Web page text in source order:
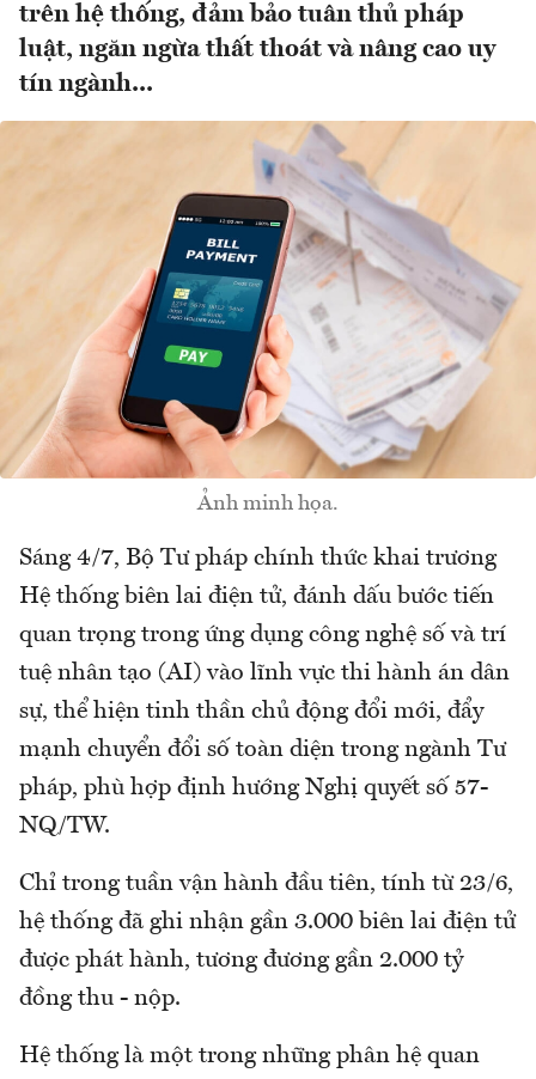
trên hệ thống, đảm bảo tuân thủ pháp
luật, ngăn ngừa thất thoát và nâng cao uy
tín ngành...
Ảnh minh họa.
Sáng 4/7, Bộ Tư pháp chính thức khai trương
Hệ thống biên lai điện tử, đánh dấu bước tiến
quan trọng trong ứng dụng công nghệ số và trí
tuệ nhân tạo (AI) vào lĩnh vực thi hành án dân
sự, thể hiện tinh thần chủ động đổi mới, đẩy
mạnh chuyển đổi số toàn diện trong ngành Tư
pháp, phù hợp định hướng Nghị quyết số 57-
NQ/TW.
Chỉ trong tuần vận hành đầu tiên, tính từ 23/6,
hệ thống đã ghi nhận gần 3.000 biên lai điện tử
được phát hành, tương đương gần 2.000 tỷ
đồng thu - nộp.
Hệ thống là một trong những phân hệ quan